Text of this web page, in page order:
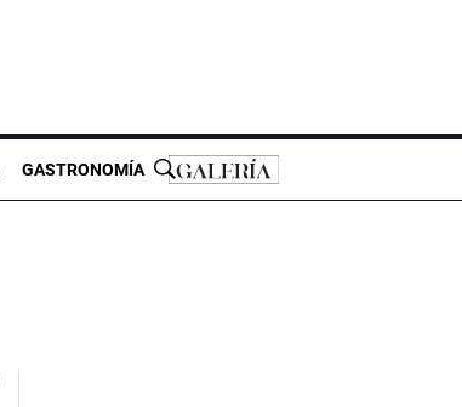
GASTRONOMÍA